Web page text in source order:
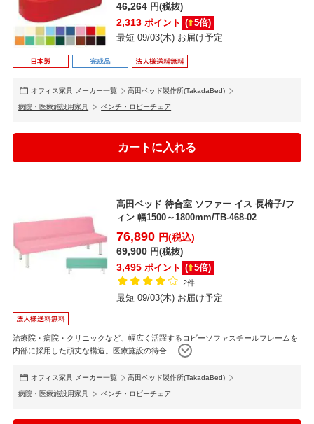
46,264 円(税抜)
2,313 ポイント ( 5倍)
最短 09/03(木) お届け予定
オフィス家具 メーカー一覧 高田ベッド製作所(TakadaBed)
病院・医療施設用家具 ベンチ・ロビーチェア
高田ベッド 待合室 ソファー イス 長椅子/フ
ィン 幅1500～1800mm/TB-468-02
76,890 円(税込)
69,900 円(税抜)
3,495 ポイント ( 5倍)
2件
最短 09/03(木) お届け予定
治療院・病院・クリニックなど、幅広く活躍するロビーソファスチールフレームを
内部に採用した頑丈な構造。医療施設の待合…
オフィス家具 メーカー一覧 高田ベッド製作所(TakadaBed)
病院・医療施設用家具 ベンチ・ロビーチェア